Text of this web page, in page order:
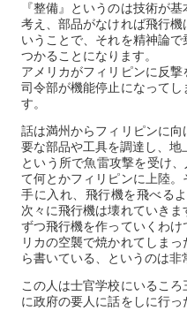
『整備』というのは技術が
考え、部品がなければ飛行
いうことで、それを精神論
つかることになります。
アメリカがフィリピンに反
司令部が機能停止になって
す。
話は満州からフィリピンに
要な部品や工具を調達し、
という所で魚雷攻撃を受け
て何とかフィリピンに上陸
手に入れ、飛行機を飛べる
次々に飛行機は壊れていき
ずつ飛行機を作っていくわ
リカの空襲で焼かれてしま
ら書いている、というのは非
この人は士官学校にいるこ
に政府の要人に話をしに行